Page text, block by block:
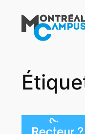
contenu